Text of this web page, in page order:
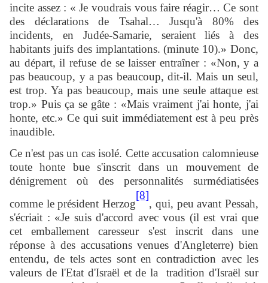
incite assez : « Je voudrais vous faire réagir… Ce sont
des déclarations de Tsahal… Jusqu'à 80% des
incidents, en Judée-Samarie, seraient liés à des
habitants juifs des implantations. (minute 10).» Donc,
au départ, il refuse de se laisser entraîner : «Non, y a
pas beaucoup, y a pas beaucoup, dit-il. Mais un seul,
est trop. Ya pas beaucoup, mais une seule attaque est
trop.» Puis ça se gâte : «Mais vraiment j'ai honte, j'ai
honte, etc.» Ce qui suit immédiatement est à peu près
inaudible.
Ce n'est pas un cas isolé. Cette accusation calomnieuse
toute honte bue s'inscrit dans un mouvement de
dénigrement où des personnalités surmédiatisées
comme le président Herzog
[8]
, qui, peu avant Pessah,
s'écriait : «Je suis d'accord avec vous (il est vrai que
cet emballement caresseur s'est inscrit dans une
réponse à des accusations venues d'Angleterre) bien
entendu, de tels actes sont en contradiction avec les
valeurs de l'Etat d'Israël et de la tradition d'Israël sur